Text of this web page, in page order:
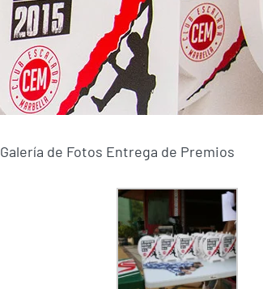
Galería de Fotos Entrega de Premios